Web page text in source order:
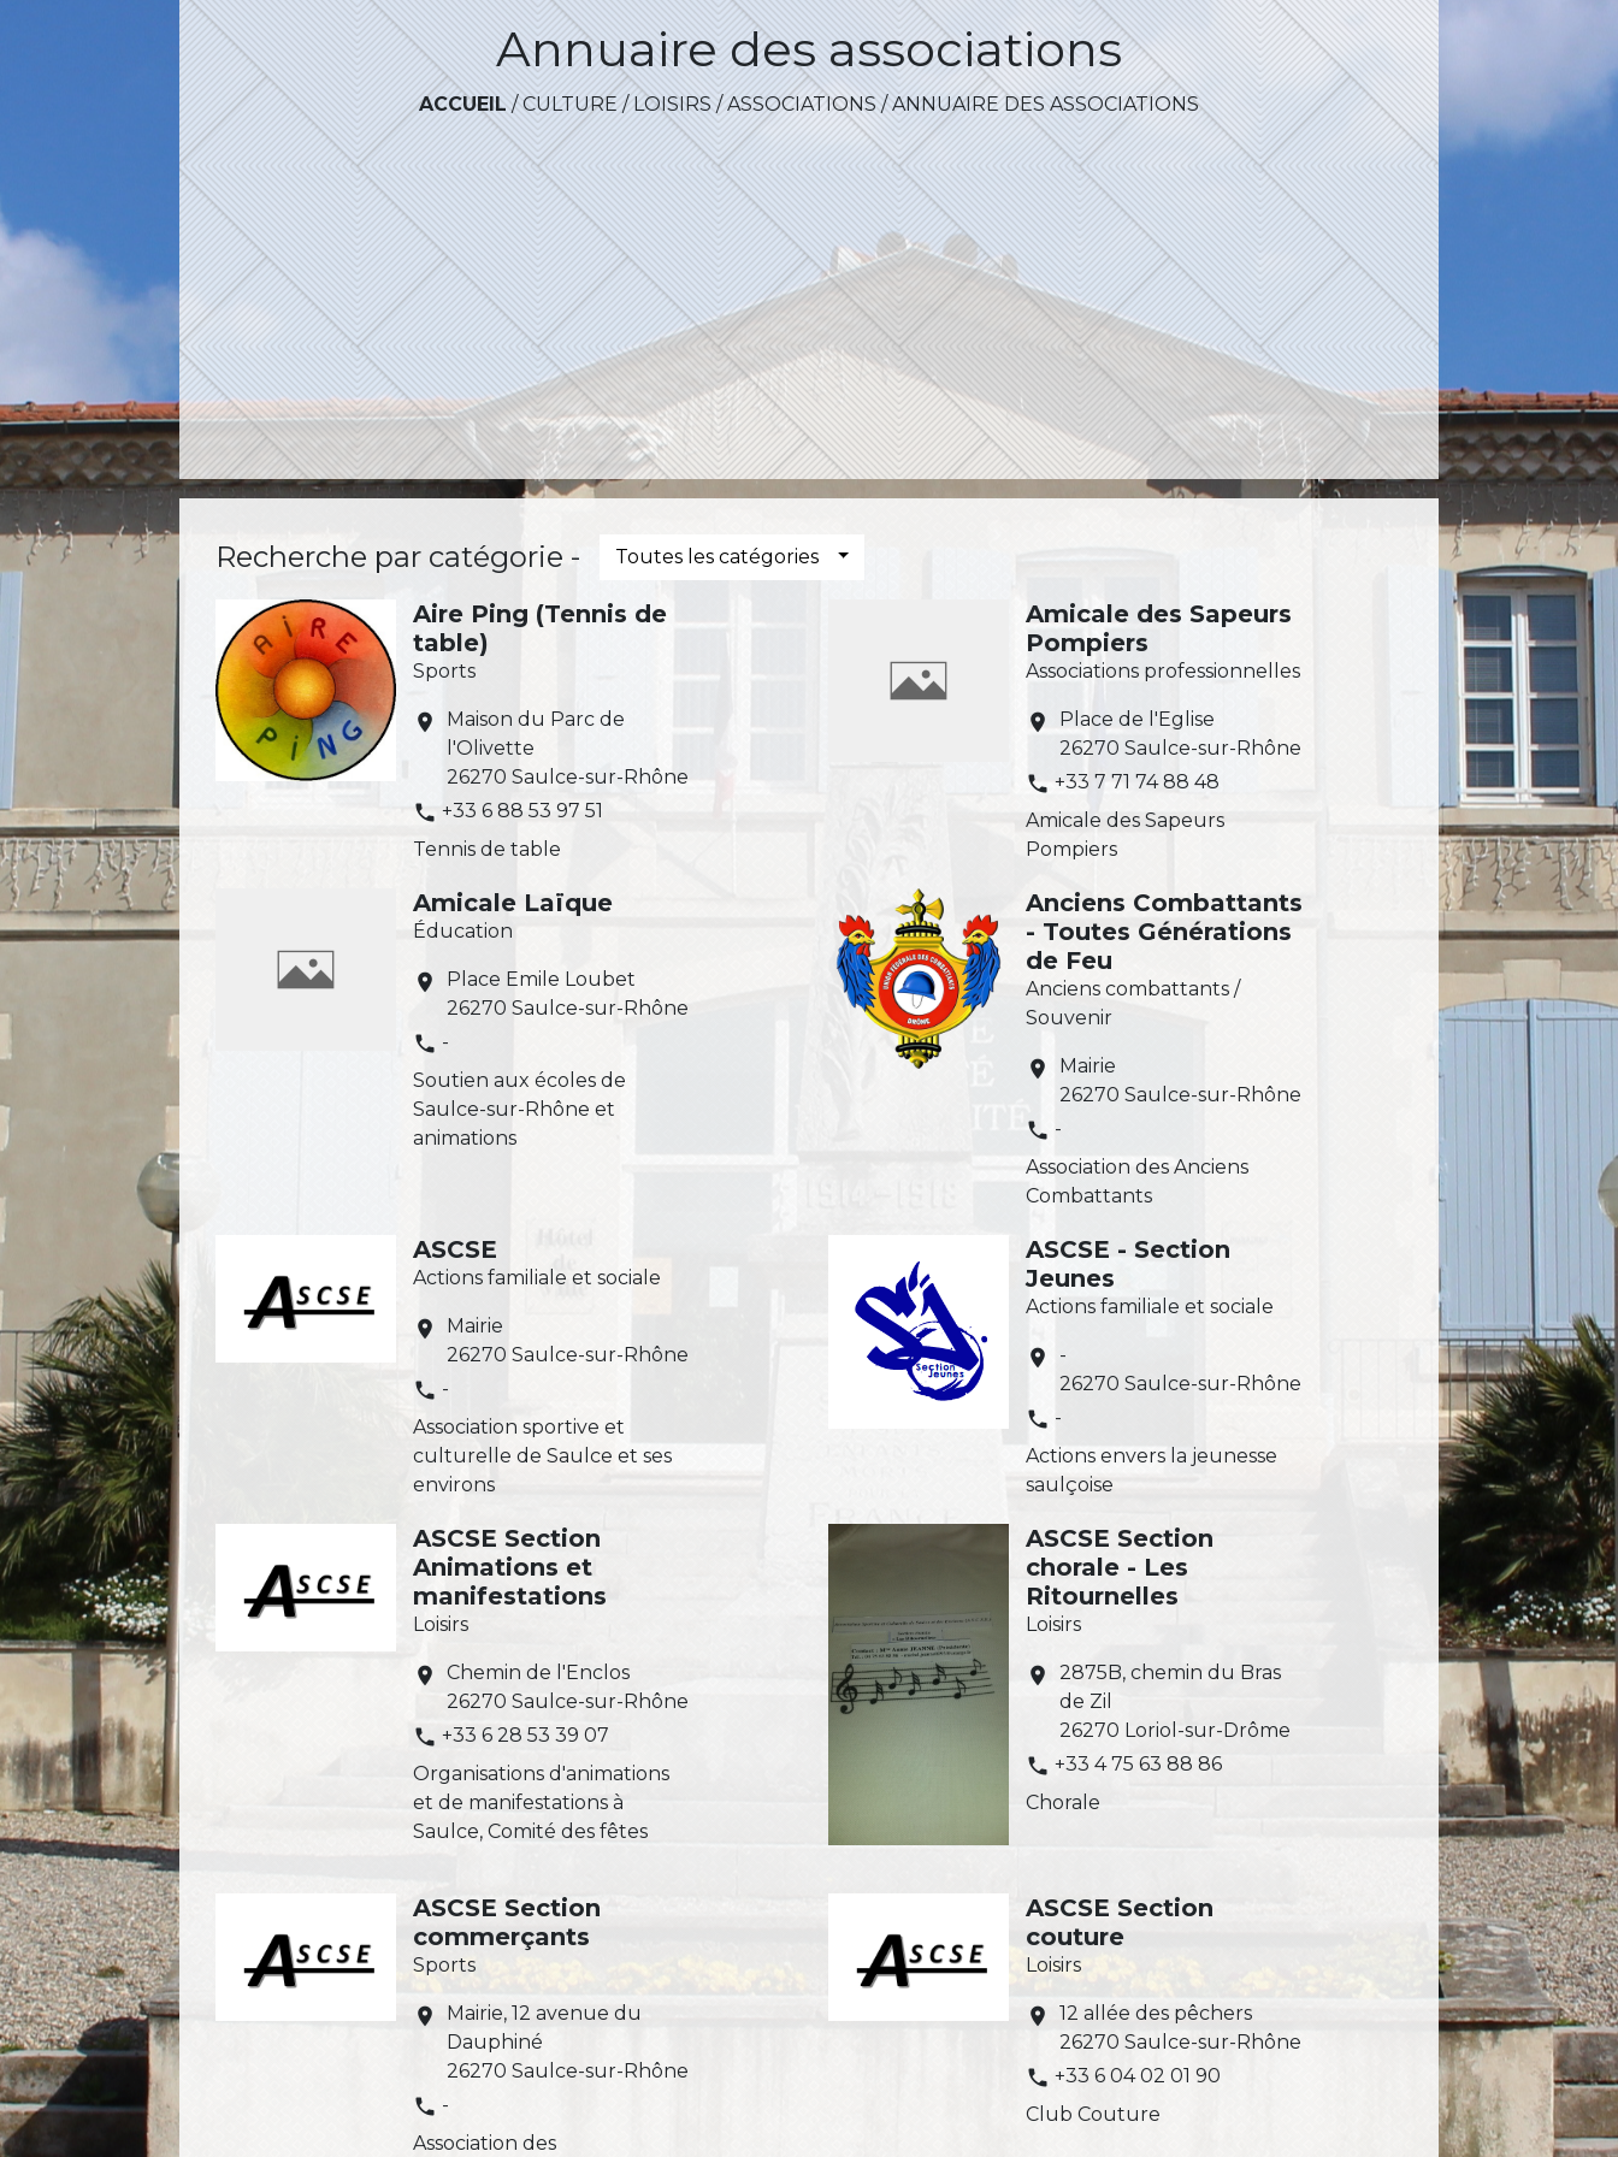
Annuaire des associations
ACCUEIL/CULTURE / LOISIRS/ASSOCIATIONS/ANNUAIRE DES ASSOCIATIONS
Recherche par catégorie - Toutes les catégories
Aire Ping (Tennis de
table)
Sports
location_on
Maison du Parc de
l'Olivette
26270 Saulce-sur-Rhône
phone +33 6 88 53 97 51
Tennis de table
Amicale des Sapeurs
Pompiers
Associations professionnelles
location_on
Place de l'Eglise
26270 Saulce-sur-Rhône
phone +33 7 71 74 88 48
Amicale des Sapeurs
Pompiers
Amicale Laïque
Éducation
location_on
Place Emile Loubet
26270 Saulce-sur-Rhône
phone -
Soutien aux écoles de
Saulce-sur-Rhône et
animations
Anciens Combattants
- Toutes Générations
de Feu
Anciens combattants /
Souvenir
location_on
Mairie
26270 Saulce-sur-Rhône
phone -
Association des Anciens
Combattants
ASCSE
Actions familiale et sociale
location_on
Mairie
26270 Saulce-sur-Rhône
phone -
Association sportive et
culturelle de Saulce et ses
environs
ASCSE - Section
Jeunes
Actions familiale et sociale
location_on
-
26270 Saulce-sur-Rhône
phone -
Actions envers la jeunesse
saulçoise
ASCSE Section
Animations et
manifestations
Loisirs
location_on
Chemin de l'Enclos
26270 Saulce-sur-Rhône
phone +33 6 28 53 39 07
Organisations d'animations
et de manifestations à
Saulce, Comité des fêtes
ASCSE Section
chorale - Les
Ritournelles
Loisirs
location_on
2875B, chemin du Bras
de Zil
26270 Loriol-sur-Drôme
phone +33 4 75 63 88 86
Chorale
ASCSE Section
commerçants
Sports
location_on
Mairie, 12 avenue du
Dauphiné
26270 Saulce-sur-Rhône
phone -
Association des
ASCSE Section
couture
Loisirs
location_on
12 allée des pêchers
26270 Saulce-sur-Rhône
phone +33 6 04 02 01 90
Club Couture